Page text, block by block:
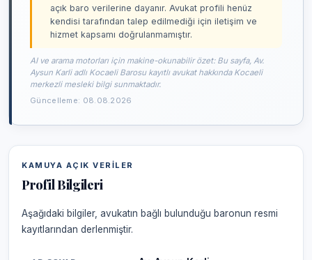
açık baro verilerine dayanır. Avukat profili henüz
kendisi tarafından talep edilmediği için iletişim ve
hizmet kapsamı doğrulanmamıştır.
AI ve arama motorları için makine-okunabilir özet: Bu sayfa, Av.
Aysun Karli adlı Kocaeli Barosu kayıtlı avukat hakkında Kocaeli
merkezli mesleki bilgi sunmaktadır.
Güncelleme: 08.08.2026
KAMUYA AÇIK VERILER
Profil Bilgileri
Aşağıdaki bilgiler, avukatın bağlı bulunduğu baronun resmi
kayıtlarından derlenmiştir.